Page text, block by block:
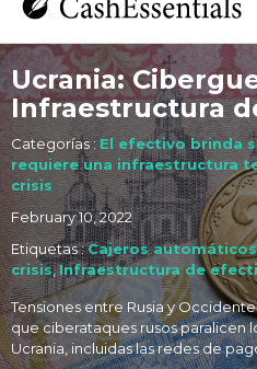
Ucrania:
Infraestructura
Categorías :El efectivo brinda
requiere una infraestructura
crisis
February 10, 2022
Etiquetas :Cajeros automáticos
crisis,Infraestructura de
Tensiones entre Rusia y
que ciberataques rusos paralicen
Ucrania, incluidas las redes de